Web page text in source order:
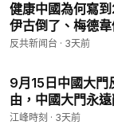
健康中國為何寫
伊古倒了、梅德
會 | 胡錦濤 | 張又
反共新闻台 · 3天前
9月15日中國大門
由，中國大門永
石油科技之父蕭光
江峰時刻 · 3天前